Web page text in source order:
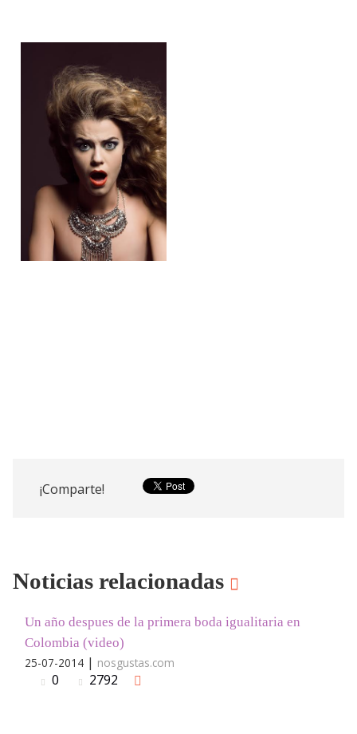
¡Comparte!
Noticias relacionadas
Un año despues de la primera boda igualitaria en
Colombia (video)
25-07-2014 | nosgustas.com
0 2792